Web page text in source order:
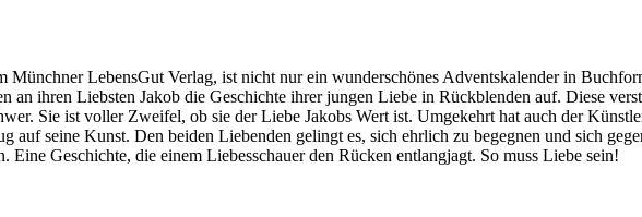
Münchner LebensGut Verlag, ist nicht nur ein wunderschönes Adventskalender in
ihren Liebsten Jakob die Geschichte ihrer jungen Liebe in Rückblenden auf. Diese
Sie ist voller Zweifel, ob sie der Liebe Jakobs Wert ist. Umgekehrt hat auch der
seine Kunst. Den beiden Liebenden gelingt es, sich ehrlich zu begegnen und sich
Geschichte, die einem Liebesschauer den Rücken entlangjagt. So muss Liebe sein!